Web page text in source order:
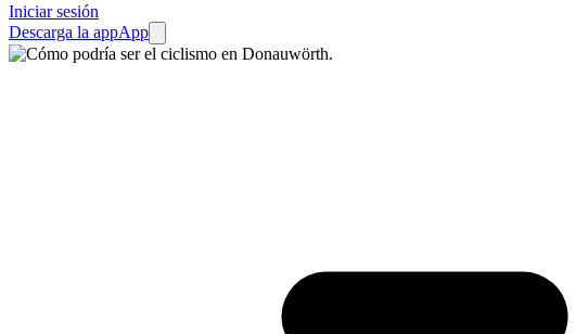
Iniciar sesión
Descarga la appApp